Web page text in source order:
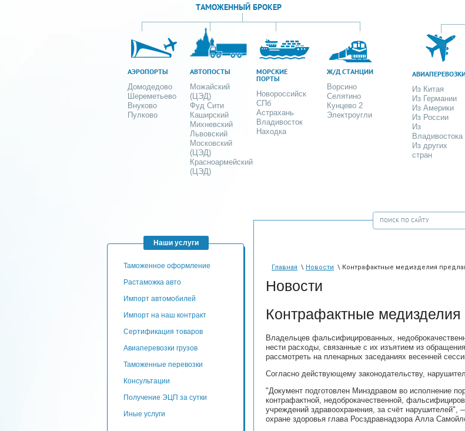
ТАМОЖЕННЫЙ БРОКЕР
АЭРОПОРТЫ
Домодедово
Шереметьево
Внуково
Пулково
АВТОПОСТЫ
Можайский
(ЦЭД)
Фуд Сити
Каширский
Михневский
Львовский
Московский
(ЦЭД)
Красноармейский
(ЦЭД)
МОРСКИЕ
ПОРТЫ
Новороссийск
СПб
Астрахань
Владивосток
Находка
Ж/Д СТАНЦИИ
Ворсино
Селятино
Кунцево 2
Электроугли
Из Китая
Из Германии
Из Америки
Из России
Из
Владивостока
Из других
стран
Наши услуги
таможенное оформление
Растаможка авто
Импорт автомобилей
импорт на наш контракт
сертификация товаров
авиаперевозки грузов
таможенные перевозки
консультации
Получение ЭЦП за сутки
Иные услуги
Главная \ Новости \ Контрафактные медизделия
Новости
Контрафактные
Владельцев фальсифицированных,
нести расходы, связанные с их изъятием из
рассмотреть на пленарных заседаниях весенней
Согласно действующему законодательству,
"Документ подготовлен Минздравом во исполнение
контрафактной, недоброкачественной,
учреждений здравоохранения, за счёт
охране здоровья глава Росздравнадзора Алла